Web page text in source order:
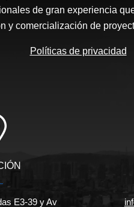
de gran experiencia
y comercialización de
Políticas de privacidad
E3-39 y Av